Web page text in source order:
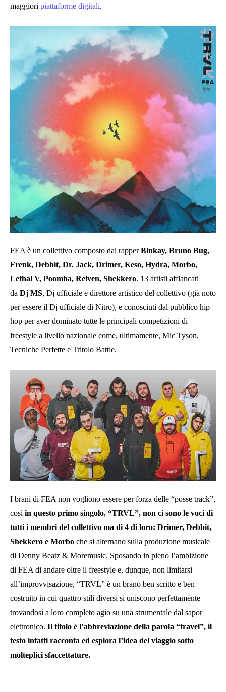
maggiori piattaforme digitali.
FEA è un collettivo composto dai rapperBlnkay, Bruno Bug,
Frenk, Debbit, Dr. Jack, Drimer, Keso, Hydra, Morbo,
Lethal V, Poomba, Reiven, Shekkero. 13 artisti affiancati
da Dj MS, Dj ufficiale e direttore artistico del collettivo (già noto
per essere il Dj ufficiale di Nitro), e conosciuti dal pubblico hip
hop per aver dominato tutte le principali competizioni di
freestyle a livello nazionale come, ultimamente, Mic Tyson,
Tecniche Perfette e Tritolo Battle.
I brani di FEA non vogliono essere per forza delle “posse track”,
così in questo primo singolo, “TRVL”, non ci sono le voci di
tutti i membri del collettivo ma di 4 di loro: Drimer, Debbit,
Shekkero e Morbo che si alternano sulla produzione musicale
di Denny Beatz & Moremusic. Sposando in pieno l’ambizione
di FEA di andare oltre il freestyle e, dunque, non limitarsi
all’improvvisazione, “TRVL” è un brano ben scritto e ben
costruito in cui quattro stili diversi si uniscono perfettamente
trovandosi a loro completo agio su una strumentale dal sapor
elettronico. Il titolo è l’abbreviazione della parola “travel”, il
testo infatti racconta ed esplora l’idea del viaggio sotto
molteplici sfaccettature.